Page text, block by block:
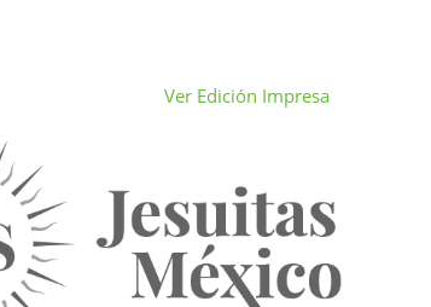
Ver Edición Impresa